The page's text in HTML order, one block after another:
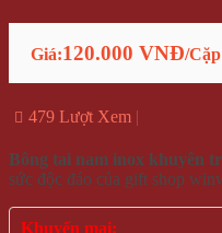
Giá:120.000 VNĐ/Cặp
479 Lượt Xem
Bông tai nam inox khuyên
sức độc đáo của gift shop
Khuyến mại: